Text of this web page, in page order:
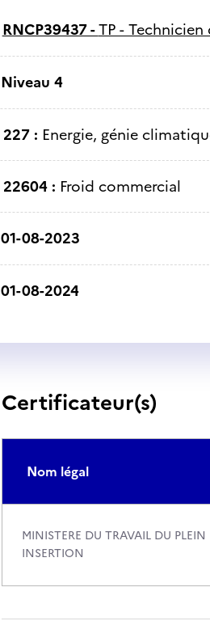
RNCP39437 -TP -
Niveau 4
227 : Energie, génie
22604 : Froid commercial
01-08-2023
01-08-2024
Certificateur(s)
Nom légal
MINISTERE DU TRAVAIL DU PLEIN
INSERTION